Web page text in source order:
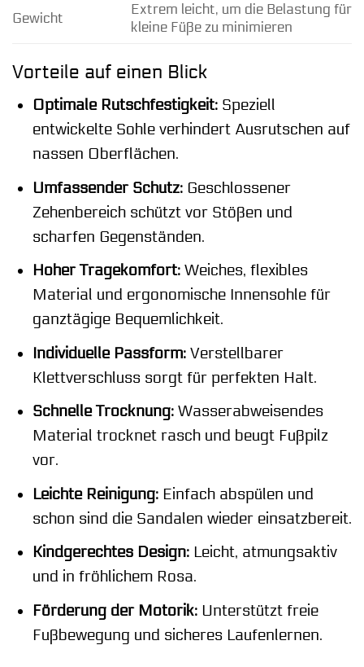
Gewicht
Extrem leicht, um die Belastung für
kleine Füße zu minimieren
Vorteile auf einen Blick
Optimale Rutschfestigkeit:Speziell
entwickelte Sohle verhindert Ausrutschen auf
nassen Oberflächen.
Umfassender Schutz:Geschlossener
Zehenbereich schützt vor Stößen und
scharfen Gegenständen.
Hoher Tragekomfort:Weiches, flexibles
Material und ergonomische Innensohle für
ganztägige Bequemlichkeit.
Individuelle Passform:Verstellbarer
Klettverschluss sorgt für perfekten Halt.
Schnelle Trocknung:Wasserabweisendes
Material trocknet rasch und beugt Fußpilz
vor.
Leichte Reinigung:Einfach abspülen und
schon sind die Sandalen wieder einsatzbereit.
Kindgerechtes Design:Leicht, atmungsaktiv
und in fröhlichem Rosa.
Förderung der Motorik:Unterstützt freie
Fußbewegung und sicheres Laufenlernen.